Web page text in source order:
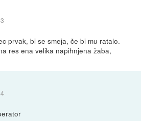
prvak, bi se smeja, če bi mu ratalo.
res ena velika napihnjena žaba,